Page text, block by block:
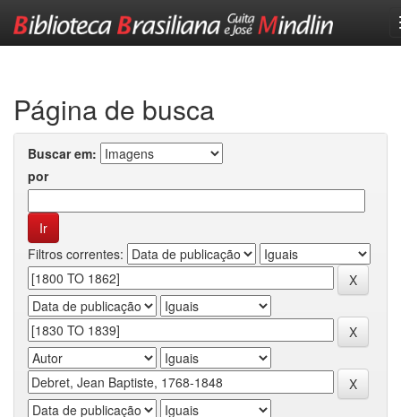
Página de busca
Buscar em:
por
Filtros correntes: